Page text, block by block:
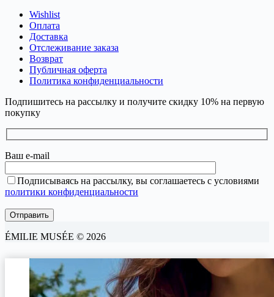
Wishlist
Оплата
Доставка
Отслеживание заказа
Возврат
Публичная оферта
Политика конфиденциальности
Подпишитесь на рассылку и получите скидку 10% на первую
покупку
Ваш e-mail
Подписываясь на рассылку, вы соглашаетесь с условиями
политики конфиденциальности
ÉMILIE MUSÉE © 2026